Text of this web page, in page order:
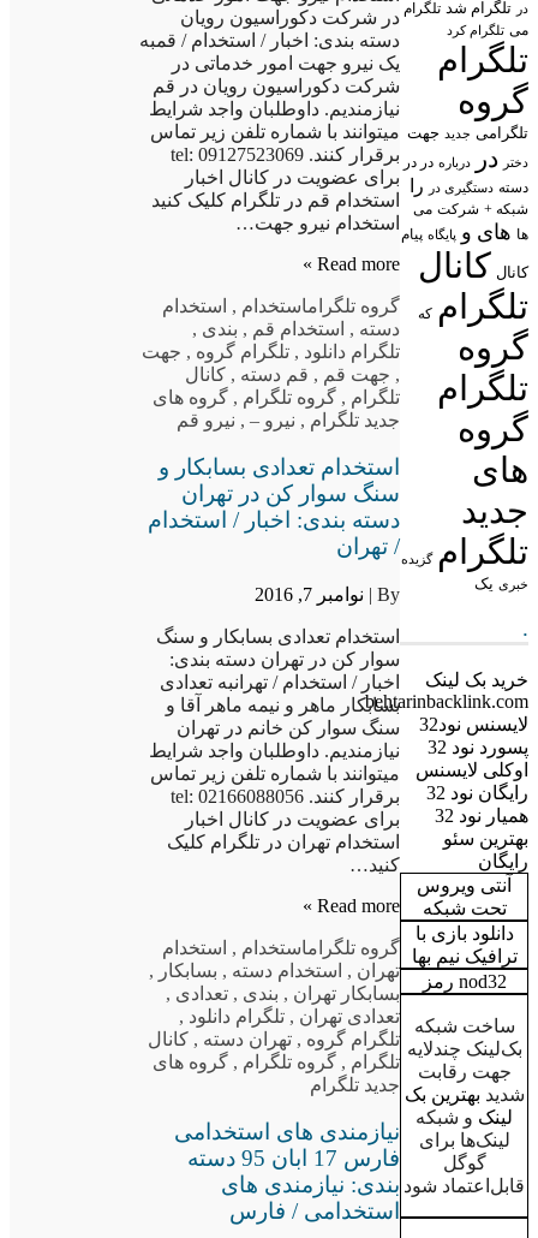
در تلگرام شد تلگرام
می تلگرام کرد
تلگرام
گروه
تلگرامی جدید جهت
دختر در درباره در در
دسته دستگیری در را
شبکه + شرکت می
ها های و پایگاه پیام
کانال کانال
تلگرام که
گروه
تلگرام
گروه
های
جدید
تلگرام گزیده
خبری یک
.
خرید بک لینک
behtarinbacklink.com
لایسنس نود32
پسورد نود 32
اوکلی لایسنس
رایگان نود 32
همیار نود 32
بهترین سئو
رایگان
آنتی ویروس
تحت شبکه
دانلود بازی با
ترافیک نیم بها
nod32 رمز
ساخت شبکه
بک‌لینک چندلایه
جهت رقابت
شدید بهترین بک
لینک و شبکه
لینک‌ها برای
گوگل
قابل‌اعتماد شود
در شرکت دکوراسیون رویان
دسته بندی: اخبار / استخدام / قمبه
یک نیرو جهت امور خدماتی در
شرکت دکوراسیون رویان در قم
نیازمندیم. داوطلبان واجد شرایط
میتوانند با شماره تلفن زیر تماس
برقرار کنند. tel: 09127523069
برای عضویت در کانال اخبار
استخدام قم در تلگرام کلیک کنید
استخدام نیرو جهت…
Read more »
گروه تلگراماستخدام , استخدام
دسته , استخدام قم , بندی ,
تلگرام دانلود , تلگرام گروه , جهت
, جهت قم , قم دسته , کانال
تلگرام , گروه تلگرام , گروه های
جدید تلگرام , نیرو –, نیرو قم
استخدام تعدادی بسابکار و
سنگ سوار کن در تهران
دسته بندی: اخبار / استخدام
/ تهران
By | نوامبر 7, 2016
استخدام تعدادی بسابکار و سنگ
سوار کن در تهران دسته بندی:
اخبار / استخدام / تهرانبه تعدادی
بسابکار ماهر و نیمه ماهر آقا و
سنگ سوار کن خانم در تهران
نیازمندیم. داوطلبان واجد شرایط
میتوانند با شماره تلفن زیر تماس
برقرار کنند. tel: 02166088056
برای عضویت در کانال اخبار
استخدام تهران در تلگرام کلیک
کنید…
Read more »
گروه تلگراماستخدام , استخدام
تهران , استخدام دسته , بسابکار ,
بسابکار تهران , بندی , تعدادی ,
تعدادی تهران , تلگرام دانلود ,
تلگرام گروه , تهران دسته , کانال
تلگرام , گروه تلگرام , گروه های
جدید تلگرام
نیازمندی های استخدامی
فارس 17 ابان 95 دسته
بندی: نیازمندی های
استخدامی / فارس